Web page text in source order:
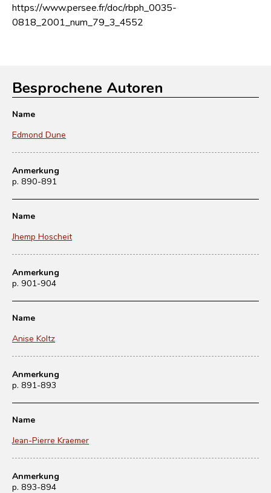
https://www.persee.fr/doc/rbph_0035-
0818_2001_num_79_3_4552
Besprochene Autoren
Name
Edmond Dune
Anmerkung
p. 890-891
Name
Jhemp Hoscheit
Anmerkung
p. 901-904
Name
Anise Koltz
Anmerkung
p. 891-893
Name
Jean-Pierre Kraemer
Anmerkung
p. 893-894